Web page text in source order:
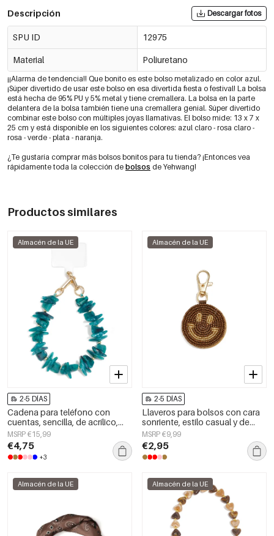
Descripción Descargar fotos
SPU ID 12975
Material Poliuretano
¡¡Alarma de tendencia!! Que bonito es este bolso metalizado en color azul.
¡Súper divertido de usar este bolso en esa divertida fiesta o festival! La bolsa
está hecha de 95% PU y 5% metal y tiene cremallera. La bolsa en la parte
delantera de la bolsa también tiene una cremallera genial. Súper divertido
combinar este bolso con múltiples joyas llamativas. El bolso mide: 13 x 7 x
25 cm y está disponible en los siguientes colores: azul claro - rosa claro -
rosa - verde - plata - naranja.
¿Te gustaría comprar más bolsos bonitos para tu tienda? ¡Entonces vea
rápidamente toda la colección de bolsos de Yehwang!
Productos similares
Almacén de la UE
2-5 DÍAS
Cadena para teléfono con
cuentas, sencilla, de acrílico,
accesorio diario.
MSRP €15,99
€4,75
+3
Almacén de la UE
2-5 DÍAS
Llaveros para bolsos con cara
sonriente, estilo casual y de
cristal, accesorios diarios.
MSRP €9,99
€2,95
Almacén de la UE Almacén de la UE